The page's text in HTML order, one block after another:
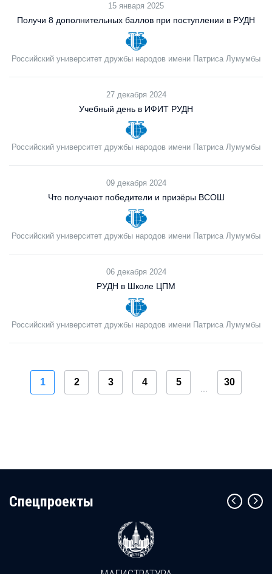
15 января 2025
Получи 8 дополнительных баллов при поступлении в РУДН
Российский университет дружбы народов имени Патриса Лумумбы
27 декабря 2024
Учебный день в ИФИТ РУДН
Российский университет дружбы народов имени Патриса Лумумбы
09 декабря 2024
Что получают победители и призёры ВСОШ
Российский университет дружбы народов имени Патриса Лумумбы
06 декабря 2024
РУДН в Школе ЦПМ
Российский университет дружбы народов имени Патриса Лумумбы
1 2 3 4 5 30
Cпецпроекты